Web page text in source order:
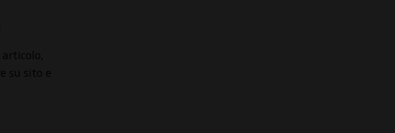
articolo,
su sito e